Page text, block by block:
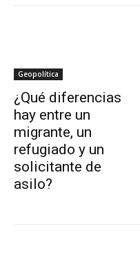
Geopolítica
¿Qué diferencias
hay entre un
migrante, un
refugiado y un
solicitante de
asilo?